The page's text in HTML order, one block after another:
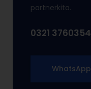
partnerkita.
0321 3760354
WhatsApp